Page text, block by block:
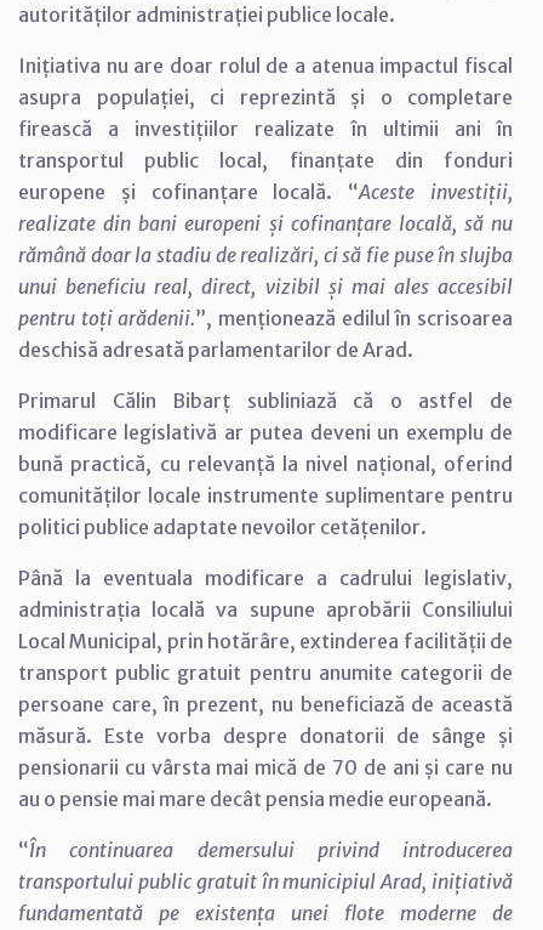
autorităților administrației publice locale.
Inițiativa nu are doar rolul de a atenua impactul fiscal
asupra populației, ci reprezintă și o completare
firească a investițiilor realizate în ultimii ani în
transportul public local, finanțate din fonduri
europene și cofinanțare locală. “Aceste investiții,
realizate din bani europeni și cofinanțare locală, să nu
rămână doar la stadiu de realizări, ci să fie puse în slujba
unui beneficiu real, direct, vizibil și mai ales accesibil
pentru toți arădenii.”, menționează edilul în scrisoarea
deschisă adresată parlamentarilor de Arad.
Primarul Călin Bibarț subliniază că o astfel de
modificare legislativă ar putea deveni un exemplu de
bună practică, cu relevanță la nivel național, oferind
comunităților locale instrumente suplimentare pentru
politici publice adaptate nevoilor cetățenilor.
Până la eventuala modificare a cadrului legislativ,
administrația locală va supune aprobării Consiliului
Local Municipal, prin hotărâre, extinderea facilității de
transport public gratuit pentru anumite categorii de
persoane care, în prezent, nu beneficiază de această
măsură. Este vorba despre donatorii de sânge și
pensionarii cu vârsta mai mică de 70 de ani și care nu
au o pensie mai mare decât pensia medie europeană.
“În continuarea demersului privind introducerea
transportului public gratuit în municipiul Arad, inițiativă
fundamentată pe existența unei flote moderne de